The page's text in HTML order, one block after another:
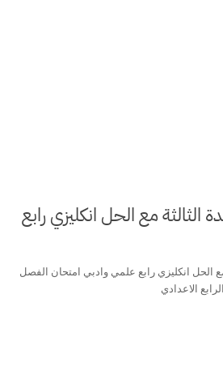
الثالثة مع الحل انكليزي رابع
مع الحل انكليزي رابع علمي وادبي امتحان الفصل
الاعدادي